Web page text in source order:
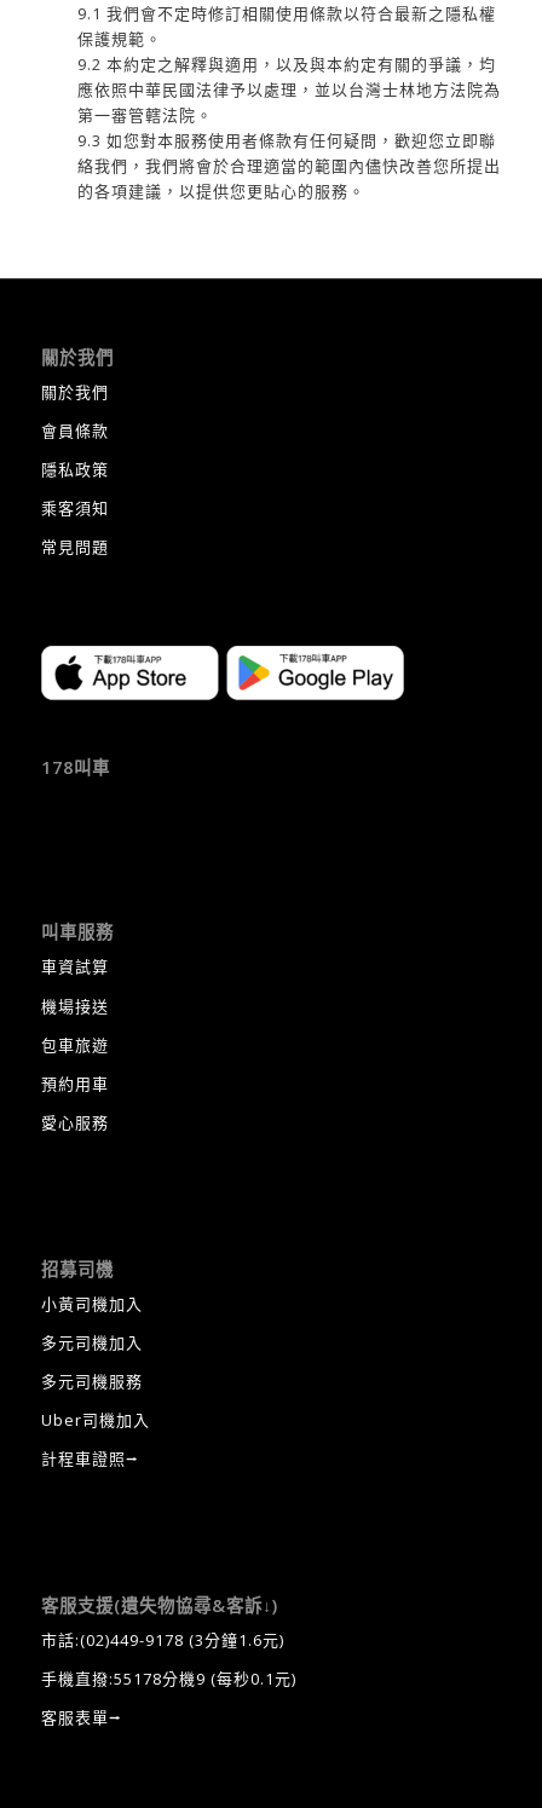
9.1 我們會不定時修訂相關使用條款以符合最新之隱私權
保護規範。
9.2 本約定之解釋與適用，以及與本約定有關的爭議，均
應依照中華民國法律予以處理，並以台灣士林地方法院為
第一審管轄法院。
9.3 如您對本服務使用者條款有任何疑問，歡迎您立即聯
絡我們，我們將會於合理適當的範圍內儘快改善您所提出
的各項建議，以提供您更貼心的服務。
關於我們
關於我們
會員條款
隱私政策
乘客須知
常見問題
178叫車
叫車服務
車資試算
機場接送
包車旅遊
預約用車
愛心服務
招募司機
小黃司機加入
多元司機加入
多元司機服務
Uber司機加入
計程車證照⭢
客服支援(遺失物協尋&客訴↓)
市話:(02)449-9178 (3分鐘1.6元)
手機直撥:55178分機9 (每秒0.1元)
客服表單⭢